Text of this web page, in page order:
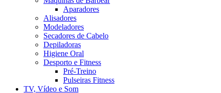
Aparadores
Alisadores
Modeladores
Secadores de Cabelo
Depiladoras
Higiene Oral
Desporto e Fitness
Pré-Treino
Pulseiras Fitness
TV, Vídeo e Som